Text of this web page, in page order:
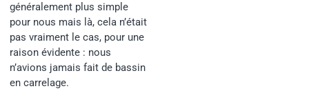
généralement plus simple
pour nous mais là, cela n’était
pas vraiment le cas, pour une
raison évidente : nous
n’avions jamais fait de bassin
en carrelage.